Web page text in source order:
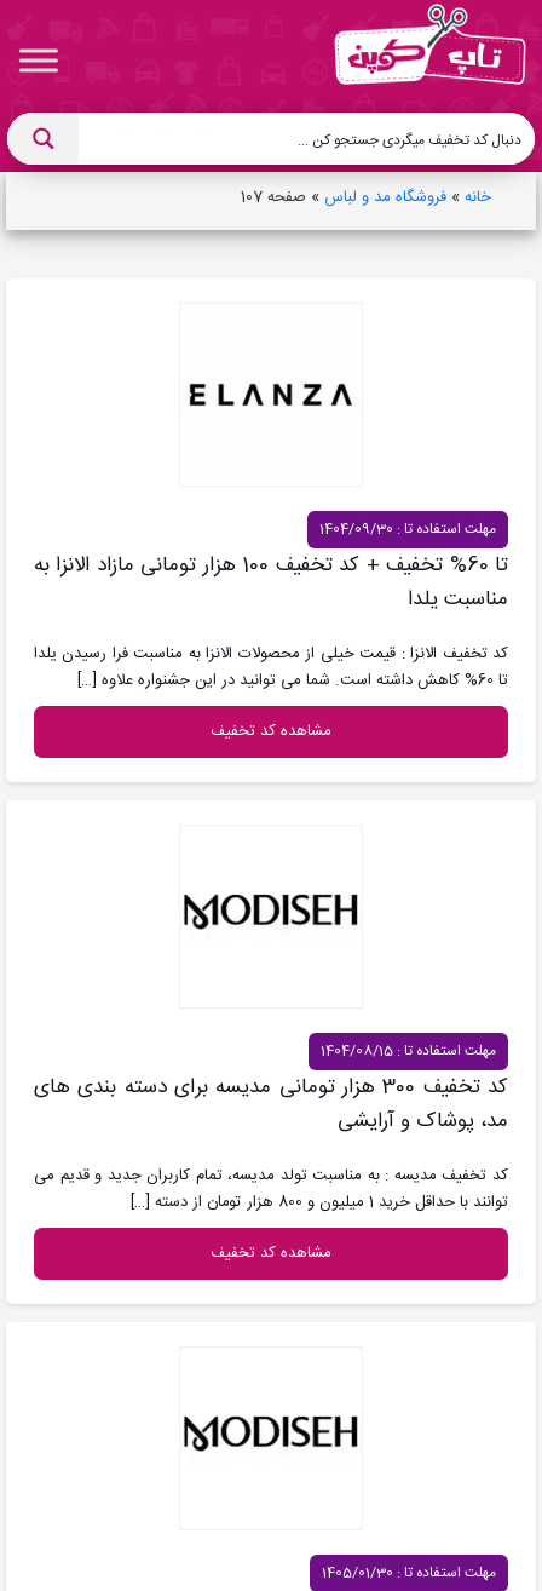
خانه» فروشگاه مد و لباس » صفحه 107
مهلت استفاده تا : 1404/09/30
تا 60% تخفیف + کد تخفیف 100 هزار تومانی مازاد الانزا به
مناسبت یلدا
کد تخفیف الانزا : قیمت خیلی از محصولات الانزا به مناسبت فرا رسیدن یلدا
تا 60% کاهش داشته است. شما می توانید در این جشنواره علاوه
[…]
مشاهده کد تخفیف
مهلت استفاده تا : 1404/08/15
کد تخفیف 300 هزار تومانی مدیسه برای دسته بندی های
مد، پوشاک و آرایشی
کد تخفیف مدیسه : به مناسبت تولد مدیسه، تمام کاربران جدید و قدیم می
توانند با حداقل خرید 1 میلیون و 800 هزار تومان از دسته
[…]
مشاهده کد تخفیف
مهلت استفاده تا : 1405/01/30